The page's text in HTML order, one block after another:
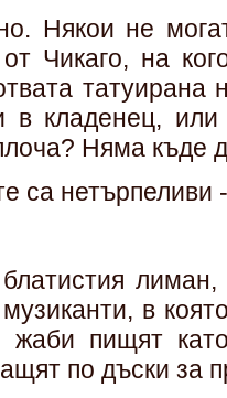
Някои не
от Чикаго, на
в кладенец,
Няма къде
са нетърпеливи
в
жаби пищят
по дъски за